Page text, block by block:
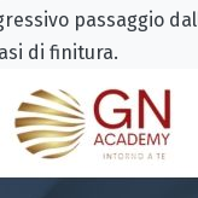
passaggio
di finitura.